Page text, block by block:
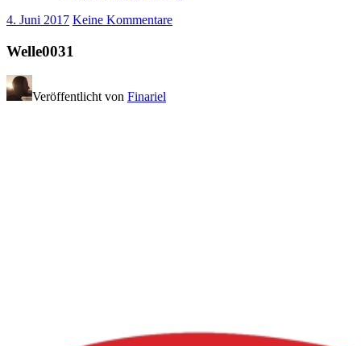
4. Juni 2017 Keine Kommentare
Welle0031
Veröffentlicht von Finariel